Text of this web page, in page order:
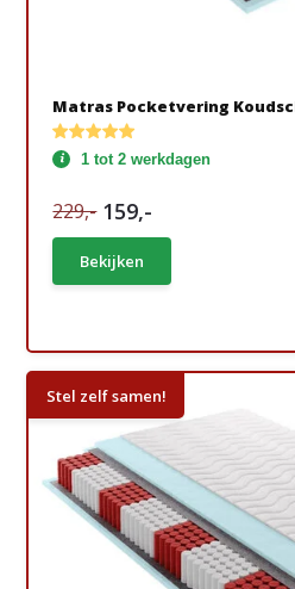
Matras Pocketvering
1 tot 2 werkdagen
229,- 159,-
Bekijken
Stel zelf samen!